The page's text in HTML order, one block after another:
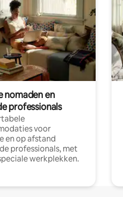
nomaden en
professionals
voor
en op afstand
professionals, met
werkplekken.